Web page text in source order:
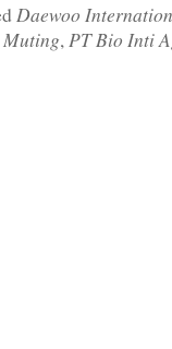
Daewoo
Muting,PT Bio Inti